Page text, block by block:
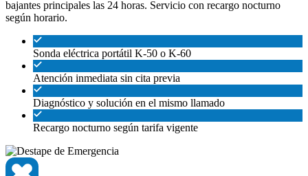
bajantes principales las 24 horas. Servicio con recargo nocturno
según horario.
Sonda eléctrica portátil K-50 o K-60
Atención inmediata sin cita previa
Diagnóstico y solución en el mismo llamado
Recargo nocturno según tarifa vigente